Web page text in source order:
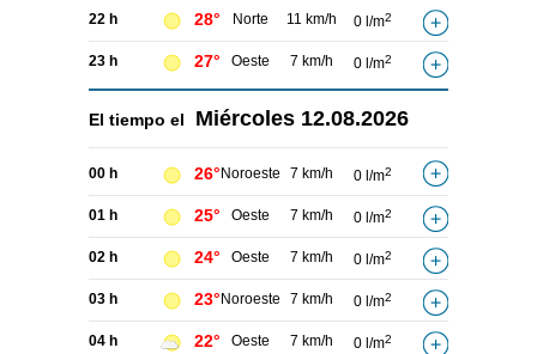
22 h 28° Norte 11 km/h 0 l/m2
23 h 27° Oeste 7 km/h 0 l/m2
El tiempo el Miércoles 12.08.2026
00 h 26° Noroeste 7 km/h 0 l/m2
01 h 25° Oeste 7 km/h 0 l/m2
02 h 24° Oeste 7 km/h 0 l/m2
03 h 23° Noroeste 7 km/h 0 l/m2
04 h 22° Oeste 7 km/h 0 l/m2